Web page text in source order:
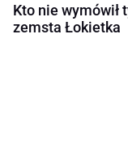
Kto nie wymówił
zemsta Łokietka